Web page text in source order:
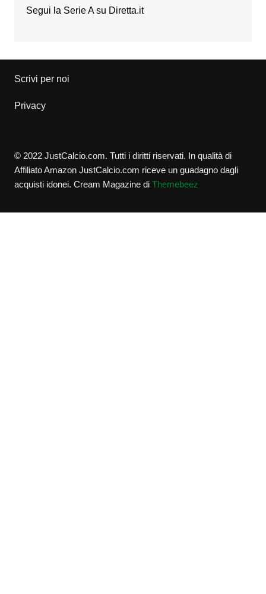
Segui la Serie A su Diretta.it
Scrivi per noi
Privacy
© 2022 JustCalcio.com. Tutti i diritti riservati. In qualità di
Affiliato Amazon JustCalcio.com riceve un guadagno dagli
acquisti idonei. Cream Magazine di Themebeez